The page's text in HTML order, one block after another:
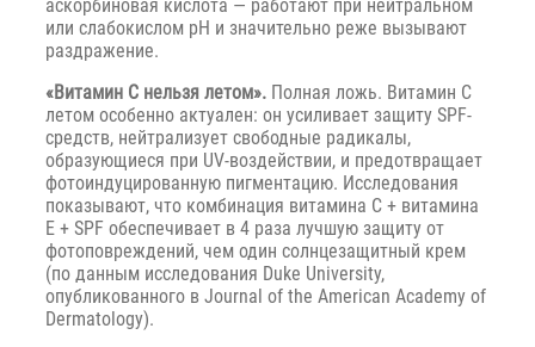
аскорбиновая кислота — работают при нейтральном
или слабокислом pH и значительно реже вызывают
раздражение.
«Витамин C нельзя летом». Полная ложь. Витамин C
летом особенно актуален: он усиливает защиту SPF-
средств, нейтрализует свободные радикалы,
образующиеся при UV-воздействии, и предотвращает
фотоиндуцированную пигментацию. Исследования
показывают, что комбинация витамина C + витамина
E + SPF обеспечивает в 4 раза лучшую защиту от
фотоповреждений, чем один солнцезащитный крем
(по данным исследования Duke University,
опубликованного в Journal of the American Academy of
Dermatology).